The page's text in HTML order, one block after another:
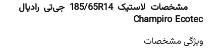
مشخصات لاستیک 185/65R14 جی‌تی رادیال
Champiro Ecotec
ویژگی مشخصات